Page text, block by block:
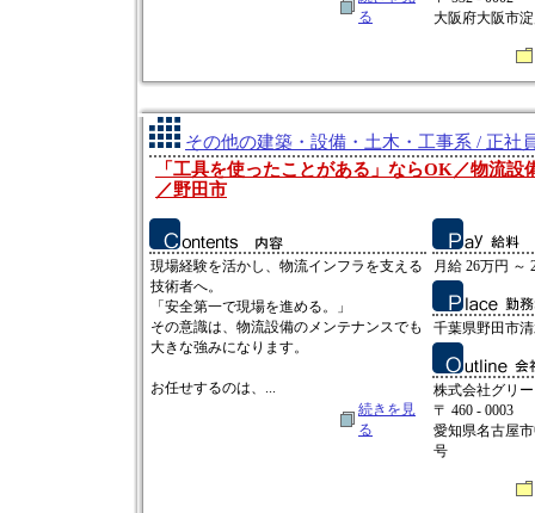
る
大阪府大阪市
その他の建築・設備・土木・工事系 / 正社
「工具を使ったことがある」ならOK／物流設
／野田市
現場経験を活かし、物流インフラを支える
技術者へ。
「安全第一で現場を進める。」
その意識は、物流設備のメンテナンスでも
大きな強みになります。
お任せするのは、...
続きを見
る
月給 26万円 ～
千葉県野田市
株式会社グリ
〒 460 - 0003
愛知県名古屋
号